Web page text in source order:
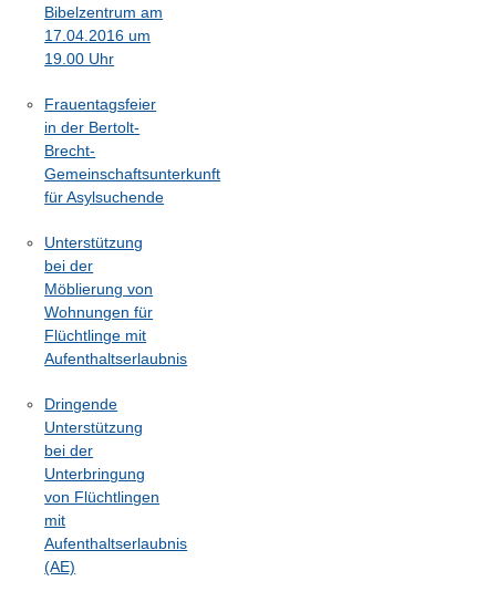
Bibelzentrum am
17.04.2016 um
19.00 Uhr
Frauentagsfeier
in der Bertolt-
Brecht-
Gemeinschaftsunterkunft
für Asylsuchende
Unterstützung
bei der
Möblierung von
Wohnungen für
Flüchtlinge mit
Aufenthaltserlaubnis
Dringende
Unterstützung
bei der
Unterbringung
von Flüchtlingen
mit
Aufenthaltserlaubnis
(AE)